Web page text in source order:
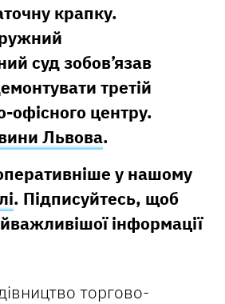
крапку.
суд зобов’язав
третій
офісного центру.
Львова.
у нашому
. Підписуйтесь, щоб
інформації
торгово-